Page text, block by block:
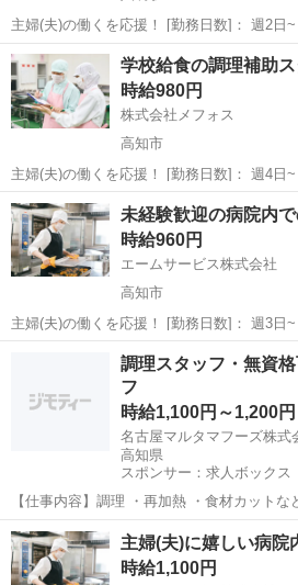
主婦(夫)の働くを応援！ [勤務日数]： 週2日~ 17:00~19:30 [勤務地・最
寄駅]： 高知県高知市入明町14-2 愛幸病院-
式会社＞ 入明駅徒歩3分 [職種名]：
高知 高知市 入明駅 その他
学校給食の調理補助
時給980円
株式会社メフォス
高知市
主婦(夫)の働くを応援！ [勤務日数]： 週4日~ 08:30~14:00/09:00~14:30
[勤務地・最寄駅]： 高知県高知市横内242-
010816 高知商業前駅徒歩12分 [職種名...
高知 高知市 その他
未経験歓迎の病院内
時給960円
エームサービス株式会社
高知市
主婦(夫)の働くを応援！ [勤務日数]： 週3日~ 05:00~13:00/05:00~09:00
[勤務地・最寄駅]： 高知県高知市入明町14-
サービス株式会社＞ 入明駅徒歩3分 [...
高知市 その他
調理スタッフ・無資
フ
時給1,100円～1,200円
名古屋マルタマフーズ株式
高知県
スポンサー：求人ボックス
【仕事内容】調理 ・再加熱 ・食材カット
け・掃除 ・食器洗浄 雇用期間の定めなし
無資格可 調理経験歓迎 年齢制限 あり (64歳
年を上限(定年6...
アルバイト・パート
主婦(夫)に嬉しい病院
時給1,100円